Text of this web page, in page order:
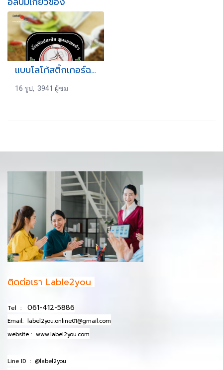
แบบโลโก้สติ๊กเกอร์ฉลากสินค้า " น้ำพริกต่างๆ " ชุดที่ 2
16 รูป, 3941 ผู้ชม
ติดต่อเรา Lable2you
Tel : 061-412-5886
Email: label2you.online01@gmail.com
website : www.label2you.com
Line ID : @label2you